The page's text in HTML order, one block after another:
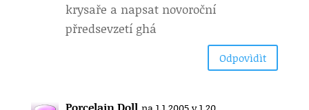
krysaře a napsat novoroční
přredsevzetí ghá
Odpovìdìt